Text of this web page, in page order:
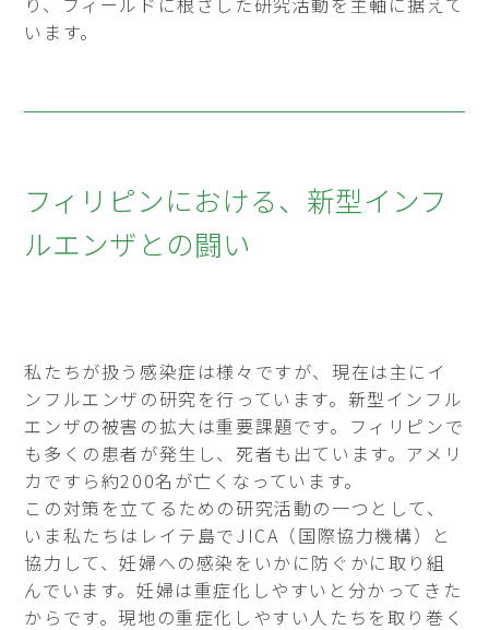
います。
フィリピンにおける、新型インフ
ルエンザとの闘い
私たちが扱う感染症は様々ですが、現在は主にイ
ンフルエンザの研究を行っています。新型インフル
エンザの被害の拡大は重要課題です。フィリピンで
も多くの患者が発生し、死者も出ています。アメリ
カですら約200名が亡くなっています。
この対策を立てるための研究活動の一つとして、
いま私たちはレイテ島でJICA（国際協力機構）と
協力して、妊婦への感染をいかに防ぐかに取り組
んでいます。妊婦は重症化しやすいと分かってきた
からです。現地の重症化しやすい人たちを取り巻く